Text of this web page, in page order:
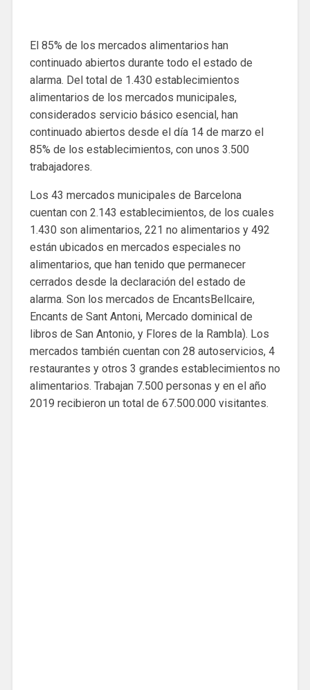
El 85% de los mercados alimentarios han
continuado abiertos durante todo el estado de
alarma. Del total de 1.430 establecimientos
alimentarios de los mercados municipales,
considerados servicio básico esencial, han
continuado abiertos desde el día 14 de marzo el
85% de los establecimientos, con unos 3.500
trabajadores.
Los 43 mercados municipales de Barcelona
cuentan con 2.143 establecimientos, de los cuales
1.430 son alimentarios, 221 no alimentarios y 492
están ubicados en mercados especiales no
alimentarios, que han tenido que permanecer
cerrados desde la declaración del estado de
alarma. Son los mercados de EncantsBellcaire,
Encants de Sant Antoni, Mercado dominical de
libros de San Antonio, y Flores de la Rambla). Los
mercados también cuentan con 28 autoservicios, 4
restaurantes y otros 3 grandes establecimientos no
alimentarios. Trabajan 7.500 personas y en el año
2019 recibieron un total de 67.500.000 visitantes.